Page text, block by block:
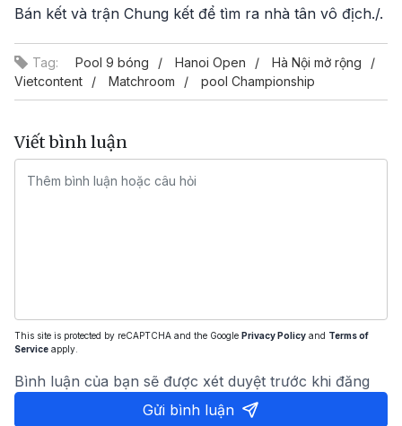
Bán kết và trận Chung kết để tìm ra nhà tân vô địch./.
Tag: Pool 9 bóng Hanoi Open
Hà Nội mở rộng
Vietcontent
Matchroom pool Championship
Viết bình luận
This site is protected by reCAPTCHA and the Google Privacy Policy and Terms of
Service apply.
Bình luận của bạn sẽ được xét duyệt trước khi đăng
Gửi bình luận